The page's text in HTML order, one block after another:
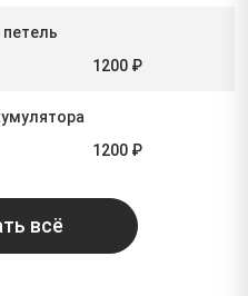
1200 ₽
1200 ₽
всё